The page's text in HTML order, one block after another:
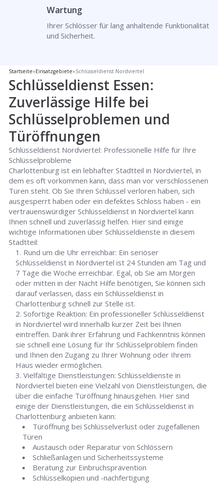
Wartung
Ihrer Schlösser für lang anhaltende Funktionalität
und Sicherheit.
Startseite»Einsatzgebiete»Schlüsseldienst Nordviertel
Schlüsseldienst Essen:
Zuverlässige Hilfe bei
Schlüsselproblemen und
Türöffnungen
Schlüsseldienst Nordviertel: Professionelle Hilfe für Ihre
Schlüsselprobleme
Charlottenburg ist ein lebhafter Stadtteil in Nordviertel, in
dem es oft vorkommen kann, dass man vor verschlossenen
Türen steht. Ob Sie Ihren Schlüssel verloren haben, sich
ausgesperrt haben oder ein defektes Schloss haben - ein
vertrauenswürdiger Schlüsseldienst in Nordviertel kann
Ihnen schnell und zuverlässig helfen. Hier sind einige
wichtige Informationen über Schlüsseldienste in diesem
Stadtteil:
Rund um die Uhr erreichbar: Ein seriöser
Schlüsseldienst in Nordviertel ist 24 Stunden am Tag und
7 Tage die Woche erreichbar. Egal, ob Sie am Morgen
oder mitten in der Nacht Hilfe benötigen, Sie können sich
darauf verlassen, dass ein Schlüsseldienst in
Charlottenburg schnell zur Stelle ist.
Sofortige Reaktion: Ein professioneller Schlüsseldienst
in Nordviertel wird innerhalb kurzer Zeit bei Ihnen
eintreffen. Dank ihrer Erfahrung und Fachkenntnis können
sie schnell eine Lösung für Ihr Schlüsselproblem finden
und Ihnen den Zugang zu Ihrer Wohnung oder Ihrem
Haus wieder ermöglichen.
Vielfältige Dienstleistungen: Schlüsseldienste in
Nordviertel bieten eine Vielzahl von Dienstleistungen, die
über die einfache Türöffnung hinausgehen. Hier sind
einige der Dienstleistungen, die ein Schlüsseldienst in
Charlottenburg anbieten kann:
Türöffnung bei Schlüsselverlust oder zugefallenen
Türen
Austausch oder Reparatur von Schlössern
Schließanlagen und Sicherheitssysteme
Beratung zur Einbruchsprävention
Schlüsselkopien und -nachfertigung